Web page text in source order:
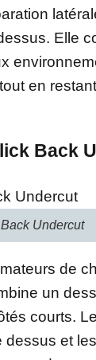
Elle
en
Back
Undercut
de
un
courts.
dessus et